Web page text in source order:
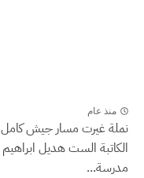
منذ عام
نملة غيرت مسار جيش كامل
الكاتبة الست هديل ابراهيم
مدرسة...